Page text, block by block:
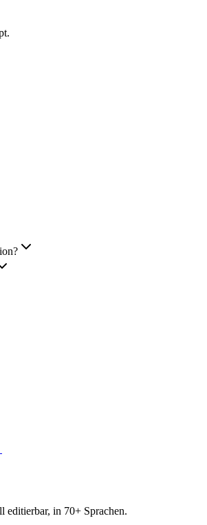
editierbar, in 70+ Sprachen.